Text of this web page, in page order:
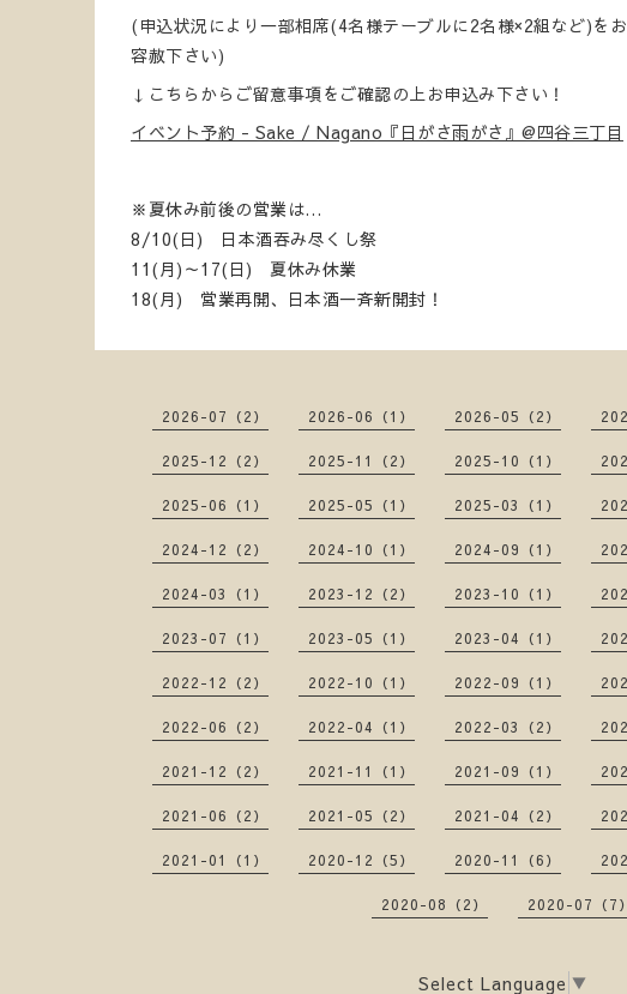
(申込状況により一部相席(4名様テーブルに2名様×2組など)を
容赦下さい)
↓こちらからご留意事項をご確認の上お申込み下さい！
イベント予約 - Sake / Nagano『日がさ雨がさ』@四谷三丁目
※夏休み前後の営業は…
8/10(日) 日本酒吞み尽くし祭
11(月)～17(日) 夏休み休業
18(月) 営業再開、日本酒一斉新開封！
2026-07（2） 2026-06（1） 2026-05（2）
2025-12（2） 2025-11（2） 2025-10（1）
2025-06（1） 2025-05（1） 2025-03（1）
2024-12（2） 2024-10（1） 2024-09（1）
2024-03（1） 2023-12（2） 2023-10（1）
2023-07（1） 2023-05（1） 2023-04（1）
2022-12（2） 2022-10（1） 2022-09（1）
2022-06（2） 2022-04（1） 2022-03（2）
2021-12（2） 2021-11（1） 2021-09（1）
2021-06（2） 2021-05（2） 2021-04（2）
2021-01（1） 2020-12（5） 2020-11（6）
2020-08（2） 2020-07（7
Select Language ▼